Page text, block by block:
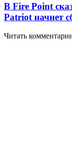
В Fire Point
Patriot начнет
Читать